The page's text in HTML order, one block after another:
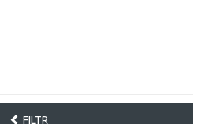
FILTR